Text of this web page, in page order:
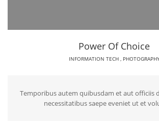
Power Of Choice
INFORMATION TECH,
Temporibus autem quibusdam et aut officiis
necessitatibus saepe eveniet ut et